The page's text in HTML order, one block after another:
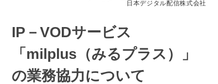
日本デジタル配信株式会社
IP－VODサービス
「milplus（みるプラス）」
の業務協力について